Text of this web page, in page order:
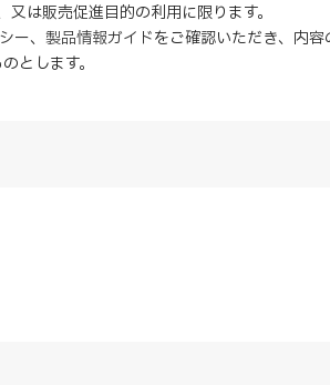
は販売促進目的の利用に限ります。
ー、 製品情報ガイドをご確認いただき、内
とします。